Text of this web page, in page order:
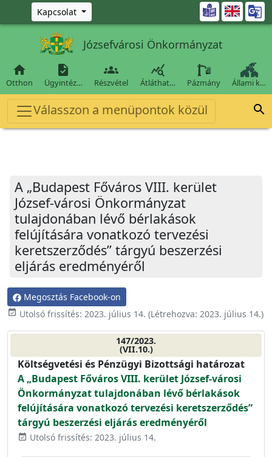
Ugrás a fő tartalomra
Kapcsolat 
Józsefvárosi Önkormányzat

Otthon

Ügyintéz…

Részvétel

Átláthat… Pázmány Állami k…
Válasszon a menüpontok közül 
A „Budapest Főváros VIII. kerület
József-városi Önkormányzat
tulajdonában lévő bérlakások
felújítására vonatkozó tervezési
keretszerződés” tárgyú beszerzési
eljárás eredményéről
Megosztás Facebook-on
event_available Utolsó frissítés: 2023. július 14. (Létrehozva: 2023. július 14.)
147/2023.
(VII.10.)
Költségvetési és Pénzügyi Bizottsági határozat
A „Budapest Főváros VIII. kerület József-városi
Önkormányzat tulajdonában lévő bérlakások
felújítására vonatkozó tervezési keretszerződés”
tárgyú beszerzési eljárás eredményéről
event_available Utolsó frissítés: 2023. július 14.